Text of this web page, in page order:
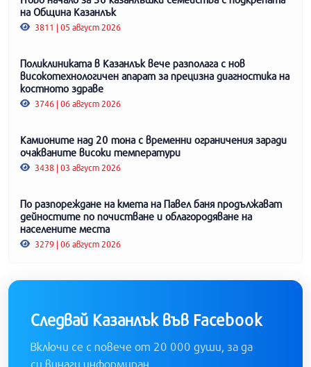
на Община Казанлък
3811 | 05 август 2026
Поликлиниката в Казанлък вече разполага с нов
високотехнологичен апарат за прецизна диагностика на
костното здраве
3746 | 06 август 2026
Камионите над 20 тона с временни ограничения заради
очакваните високи температури
3438 | 03 август 2026
По разпореждане на кмета на Павел баня продължават
дейностите по почистване и облагородяване на
населените места
3279 | 06 август 2026
Следвай Казанлък във Facebook
Включи се с повече от 20 000 души, за да
си винаги информиран